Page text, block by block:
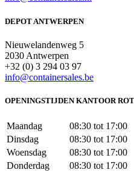
DEPOT ANTWERPEN
Nieuwelandenweg 5
2030 Antwerpen
+32 (0) 3 294 03 97
info@containersales.be
OPENINGSTIJDEN KANTOOR
Maandag
08:30 tot 17:00
Dinsdag
08:30 tot 17:00
Woensdag
08:30 tot 17:00
Donderdag
08:30 tot 17:00